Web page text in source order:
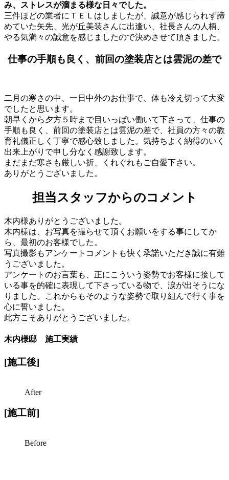
み、ストレスが溜まる様な日々でした。
三件ほどの業者にＴＥＬはしましたが、誠意が感じられず諦
めていた矢先、光が丘美装さんに出逢い、社長さんの人柄、
やる気満々の誠意を感じましたので決めさせて頂きました。
仕事の手順も良く、前回の塗装店とは雲泥の差で
二月の寒さの中、一日中外のお仕事で、体も冷え切って大変
でしたと思います。
朝早くから夕方５時まで目いっぱい働いて下さって、仕事の
手順も良く、前回の塗装店とは雲泥の差で、社員の方々の教
育礼儀正しく丁寧で感心致しました。気持ちよく納得のいく
出来上がりで申し分なく感謝致します。
まだまだ寒さも厳しい折、くれぐれもご自愛下さい。
ありがとうございました。
担当スタッフからのコメント
木内様ありがとうございました。
木内様は、お写真を撮らせて頂くお願いをする事にしてか
ら、最初のお客様でした。
写真撮影もアンケートコメントも快く承諾いただき誠に有難
うございました。
アンケートのお言葉も、正にこういう姿勢でお客様に接して
いる事を的確に表現して下さっている物で、涙が出そうにな
りました。これからもそのような姿勢で取り組んで行く事を
心に誓いました。
此方こそありがとうございました。
木内様邸 施工実績
[施工後]
After
[施工前]
Before